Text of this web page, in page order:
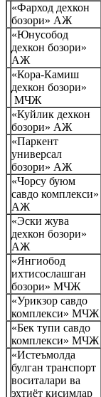
«Фарход дехкон
бозори» АЖ
«Юнусобод
дехкон бозори»
АЖ
«Кора-Камиш
дехкон бозори»
МЧЖ
«Куйлик дехкон
бозори» АЖ
«Паркент
универсал
бозори» АЖ
«Чорсу буюм
савдо комплекси»
АЖ
«Эски жува
дехкон бозори»
АЖ
«Янгиобод
ихтисослашган
бозори» МЧЖ
«Урикзор савдо
комплекси» МЧЖ
«Бек тупи савдо
комплекси» МЧЖ
«Истеъмолда
булган транспорт
воситалари ва
эхтиёт кисимлар